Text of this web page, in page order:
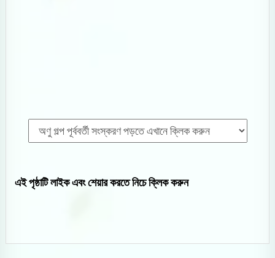
এই পৃষ্ঠাটি লাইক এবং শেয়ার করতে নিচে ক্লিক করুন